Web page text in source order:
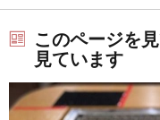
このページを
見ています